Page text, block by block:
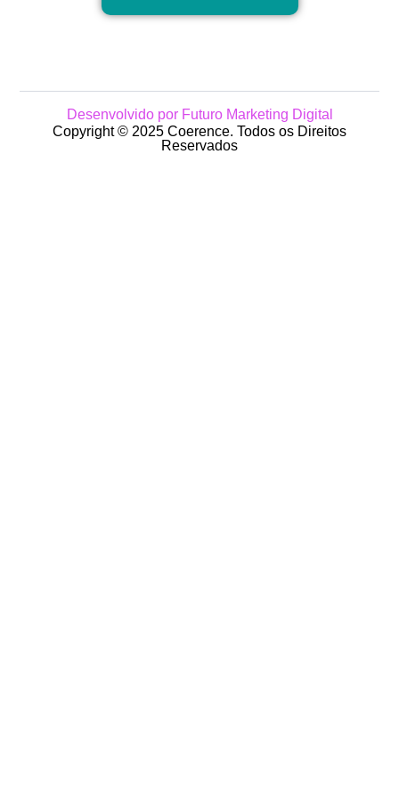
Desenvolvido por Futuro Marketing Digital
Copyright © 2025 Coerence. Todos os Direitos
Reservados